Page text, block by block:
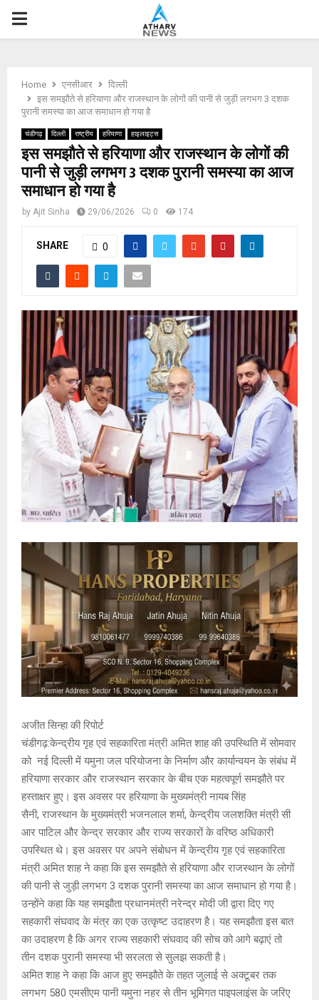
P
M
A
U
Home एनसीआर
दिल्ली
इस समझौते से हरियाणा और राजस्थान के लोगों की पानी से जुड़ी लगभग 3 दशक
पुरानी समस्या का आज समाधान हो गया है
चंडीगढ़ दिल्ली राष्ट्रीय हरियाणा हाइलाइट्स
इस समझौते से हरियाणा और राजस्थान के लोगों की
पानी से जुड़ी लगभग 3 दशक पुरानी समस्या का आज
समाधान हो गया है
by Ajit Sinha 29/06/2026 0 174
SHARE 0
अजीत सिन्हा की रिपोर्ट
चंडीगढ़:केन्द्रीय गृह एवं सहकारिता मंत्री अमित शाह की उपस्थिति में सोमवार
को नई दिल्ली में यमुना जल परियोजना के निर्माण और कार्यान्वयन के संबंध में
हरियाणा सरकार और राजस्थान सरकार के बीच एक महत्वपूर्ण समझौते पर
हस्ताक्षर हुए। इस अवसर पर हरियाणा के मुख्यमंत्री नायब सिंह
सैनी, राजस्थान के मुख्यमंत्री भजनलाल शर्मा, केन्द्रीय जलशक्ति मंत्री सी
आर पाटिल और केन्द्र सरकार और राज्य सरकारों के वरिष्ठ अधिकारी
उपस्थित थे। इस अवसर पर अपने संबोधन में केन्द्रीय गृह एवं सहकारिता
मंत्री अमित शाह ने कहा कि इस समझौते से हरियाणा और राजस्थान के लोगों
की पानी से जुड़ी लगभग 3 दशक पुरानी समस्या का आज समाधान हो गया है।
उन्होंने कहा कि यह समझौता प्रधानमंत्री नरेन्द्र मोदी जी द्वारा दिए गए
सहकारी संघवाद के मंत्र का एक उत्कृष्ट उदाहरण है। यह समझौता इस बात
का उदाहरण है कि अगर राज्य सहकारी संघवाद की सोच को आगे बढ़ाएं तो
तीन दशक पुरानी समस्या भी सरलता से सुलझ सकती है।
अमित शाह ने कहा कि आज हुए समझौते के तहत जुलाई से अक्टूबर तक
लगभग 580 एमसीएम पानी यमुना नहर से तीन भूमिगत पाइपलाइंस के जरिए